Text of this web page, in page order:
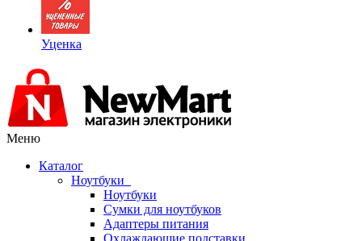
Уценка
Меню
Каталог
Ноутбуки
Ноутбуки
Сумки для ноутбуков
Адаптеры питания
Охлаждающие подставки